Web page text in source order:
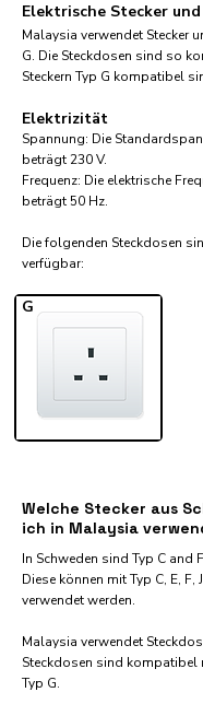
Elektrische Stecker
Malaysia verwendet Stecker
G. Die Steckdosen sind so
Steckern Typ G kompatibel
Elektrizität
Spannung: Die
beträgt 230 V.
Frequenz: Die elektrische
beträgt 50 Hz.
Die folgenden Steckdosen
verfügbar:​
G
Welche Stecker aus
ich in Malaysia
In Schweden sind Typ C and
Diese können mit Typ C, E, F,
verwendet werden.
Malaysia verwendet
Steckdosen sind kompatibel
Typ G.